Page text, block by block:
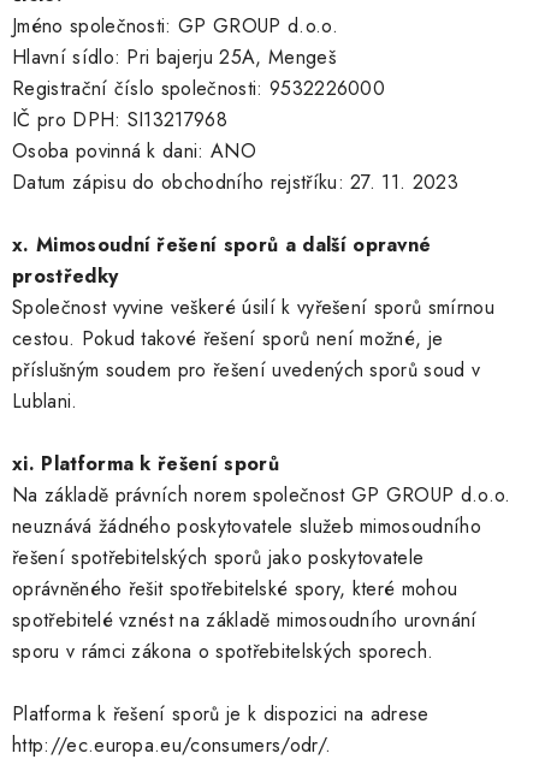
Jméno společnosti: GP GROUP d.o.o.
Hlavní sídlo: Pri bajerju 25A, Mengeš
Registrační číslo společnosti: 9532226000
IČ pro DPH: SI13217968
Osoba povinná k dani: ANO
Datum zápisu do obchodního rejstříku: 27. 11. 2023
x. Mimosoudní řešení sporů a další opravné
prostředky
Společnost vyvine veškeré úsilí k vyřešení sporů smírnou
cestou. Pokud takové řešení sporů není možné, je
příslušným soudem pro řešení uvedených sporů soud v
Lublani.
xi. Platforma k řešení sporů
Na základě právních norem společnost GP GROUP d.o.o.
neuznává žádného poskytovatele služeb mimosoudního
řešení spotřebitelských sporů jako poskytovatele
oprávněného řešit spotřebitelské spory, které mohou
spotřebitelé vznést na základě mimosoudního urovnání
sporu v rámci zákona o spotřebitelských sporech.
Platforma k řešení sporů je k dispozici na adrese
http://ec.europa.eu/consumers/odr/.